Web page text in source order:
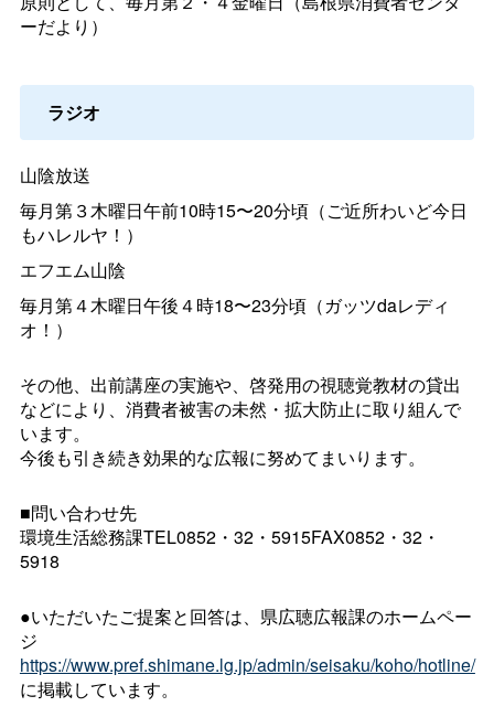
ーだより）
ラジオ
山陰放送
毎月第３木曜日午前10時15〜20分頃（ご近所わいど今日
もハレルヤ！）
エフエム山陰
毎月第４木曜日午後４時18〜23分頃（ガッツdaレディ
オ！）
その他、出前講座の実施や、啓発用の視聴覚教材の貸出
などにより、消費者被害の未然・拡大防止に取り組んで
います。
今後も引き続き効果的な広報に努めてまいります。
■問い合わせ先
環境生活総務課TEL0852・32・5915FAX0852・32・
5918
●いただいたご提案と回答は、県広聴広報課のホームペー
ジ
https://www.pref.shimane.lg.jp/admin/seisaku/koho/hotline/
に掲載しています。